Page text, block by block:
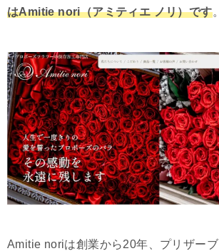
はAmitie nori（アミティエ ノリ）です。
Amitie noriは創業から20年、プリザー